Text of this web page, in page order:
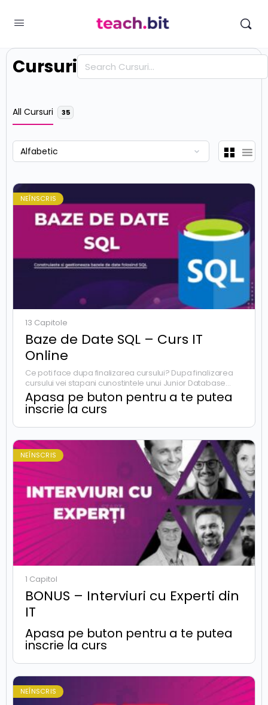
Cursuri Căutare
All Cursuri 35
NEÎNSCRIS
13 Capitole
Baze de Date SQL – Curs IT
Online
Ce poti face dupa finalizarea cursului? Dupa finalizarea
cursului vei stapani cunostintele unui Junior Database
Developer. Pe langa aceste cunostinte vei avea atat un
proiect dezvoltat de…
Apasa pe buton pentru a te putea
inscrie la curs
NEÎNSCRIS
1 Capitol
BONUS – Interviuri cu Experti din
IT
Apasa pe buton pentru a te putea
inscrie la curs
NEÎNSCRIS